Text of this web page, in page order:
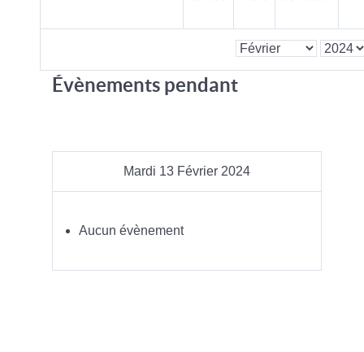
Évènements pendant
Mardi 13 Février 2024
Aucun évènement